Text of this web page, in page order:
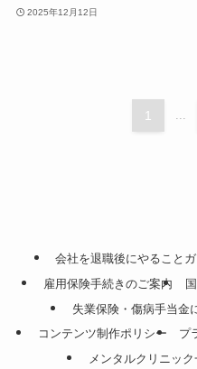
2025年12月12日
1
会社を退職後にやること
雇用保険手続きのご案内
失業保険・傷病手当金
コンテンツ制作ポリシー
プ
メンタルクリニック